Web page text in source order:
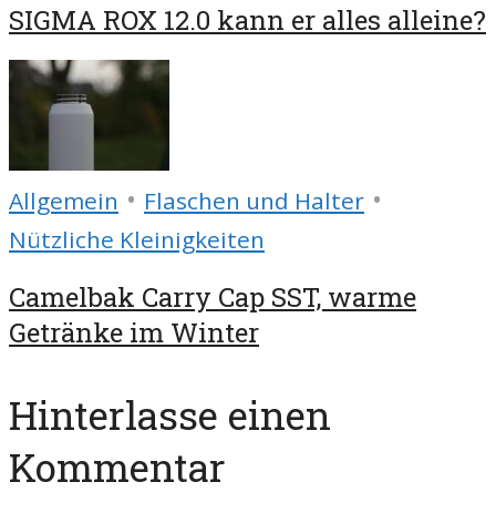
SIGMA ROX 12.0 kann er alles alleine?
Allgemein • Flaschen und Halter •
Nützliche Kleinigkeiten
Camelbak Carry Cap SST, warme
Getränke im Winter
Hinterlasse einen
Kommentar